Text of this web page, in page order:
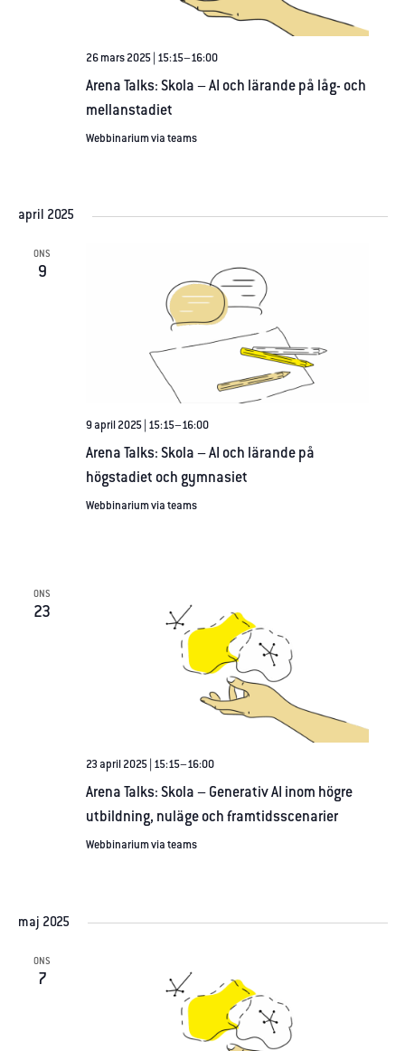
26 mars 2025 | 15:15–16:00
Arena Talks: Skola – AI och lärande på låg- och
mellanstadiet
Webbinarium via teams
april 2025
ONS
9
9 april 2025 | 15:15–16:00
Arena Talks: Skola – AI och lärande på
högstadiet och gymnasiet
Webbinarium via teams
ONS
23
23 april 2025 | 15:15–16:00
Arena Talks: Skola – Generativ AI inom högre
utbildning, nuläge och framtidsscenarier
Webbinarium via teams
maj 2025
ONS
7